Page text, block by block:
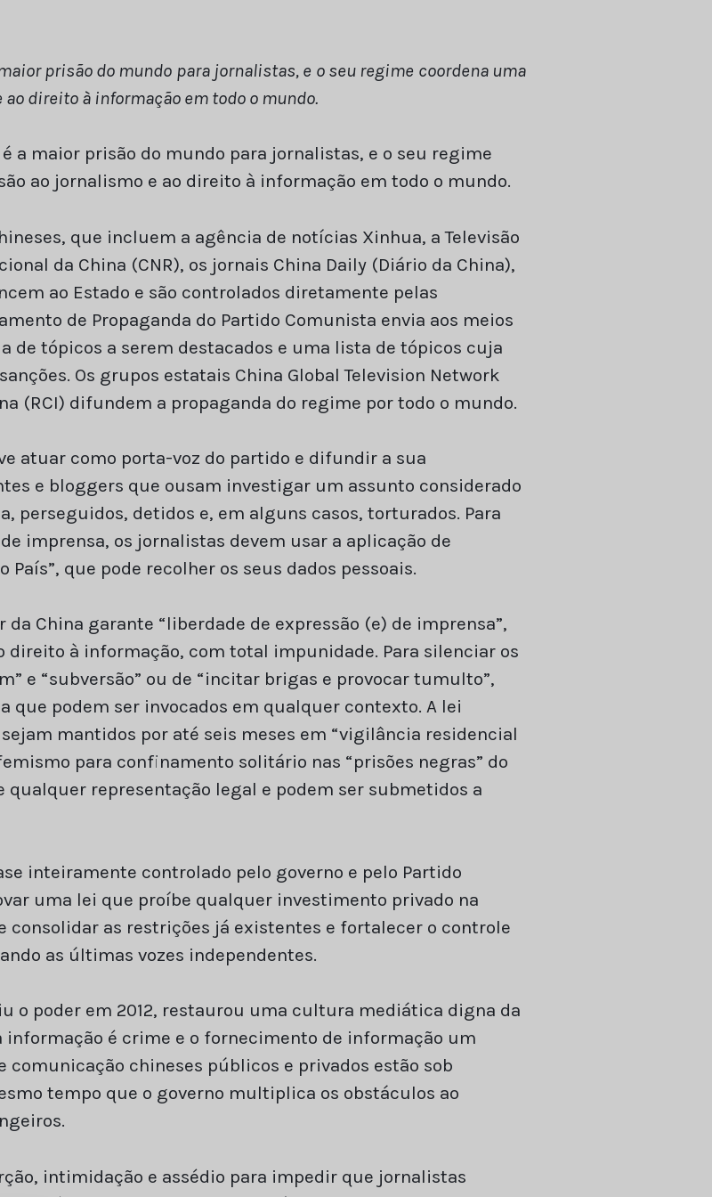
prisão do mundo para jornalistas, e o seu regime coordena uma
direito à informação em todo o mundo.
a maior prisão do mundo para jornalistas, e o seu regime
ao jornalismo e ao direito à informação em todo o mundo.
que incluem a agência de notícias Xinhua, a Televisão
da China (CNR), os jornais China Daily (Diário da China),
ao Estado e são controlados diretamente pelas
de Propaganda do Partido Comunista envia aos meios
de tópicos a serem destacados e uma lista de tópicos cuja
Os grupos estatais China Global Television Network
(RCI) difundem a propaganda do regime por todo o mundo.
atuar como porta-voz do partido e difundir a sua
e bloggers que ousam investigar um assunto considerado
perseguidos, detidos e, em alguns casos, torturados. Para
imprensa, os jornalistas devem usar a aplicação de
que pode recolher os seus dados pessoais.
China garante “liberdade de expressão (e) de imprensa”,
à informação, com total impunidade. Para silenciar os
e “subversão” ou de “incitar brigas e provocar tumulto”,
que podem ser invocados em qualquer contexto. A lei
mantidos por até seis meses em “vigilância residencial
para confinamento solitário nas “prisões negras” do
qualquer representação legal e podem ser submetidos a
inteiramente controlado pelo governo e pelo Partido
uma lei que proíbe qualquer investimento privado na
consolidar as restrições já existentes e fortalecer o controle
as últimas vozes independentes.
o poder em 2012, restaurou uma cultura mediática digna da
informação é crime e o fornecimento de informação um
comunicação chineses públicos e privados estão sob
tempo que o governo multiplica os obstáculos ao
intimidação e assédio para impedir que jornalistas